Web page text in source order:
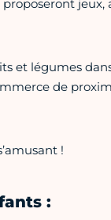
jeux,
et légumes
de
!
: